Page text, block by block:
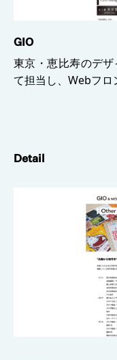
GIO
東京・恵比寿のデ
て担当し、Webフロ
Detail